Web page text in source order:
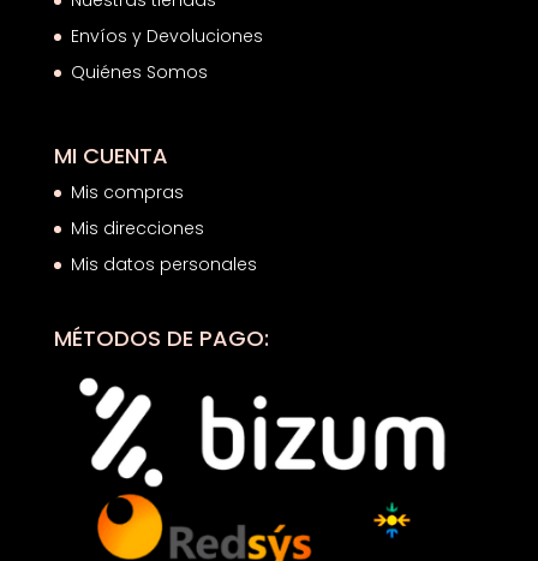
Envíos y Devoluciones
Quiénes Somos
MI CUENTA
Mis compras
Mis direcciones
Mis datos personales
MÉTODOS DE PAGO: